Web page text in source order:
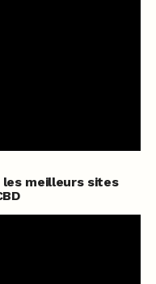
meilleurs sites